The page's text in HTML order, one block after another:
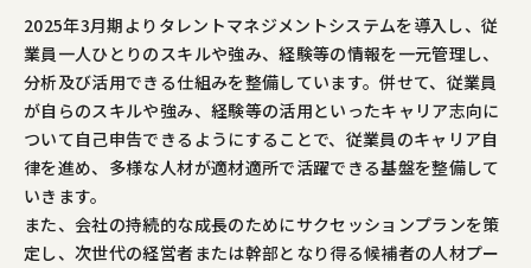
2025年3月期よりタレントマネジメントシステムを導入し、従
業員一人ひとりのスキルや強み、経験等の情報を一元管理し、
分析及び活用できる仕組みを整備しています。併せて、従業員
が自らのスキルや強み、経験等の活用といったキャリア志向に
ついて自己申告できるようにすることで、従業員のキャリア自
律を進め、多様な人材が適材適所で活躍できる基盤を整備して
いきます。
また、会社の持続的な成長のためにサクセッションプランを策
定し、次世代の経営者または幹部となり得る候補者の人材プー